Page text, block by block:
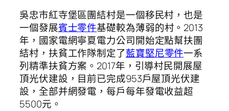
吳忠市紅寺堡區團結村是一個移民村，也是
一個發展賓士零件基礎較為薄弱的村。2013
年，國家電網寧夏電力公司開始定點幫扶團
結村，扶貧工作隊制定了藍寶堅尼零件一系
列精準扶貧方案。2017年，引導村民開展屋
頂光伏建設，目前已完成953戶屋頂光伏建
設，全部并網發電，每戶每年發電收益超
5500元。